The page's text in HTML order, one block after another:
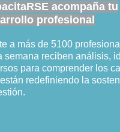
acompaña tu
profesional
a más de 5100
semana reciben análisis,
para comprender los
redefiniendo la